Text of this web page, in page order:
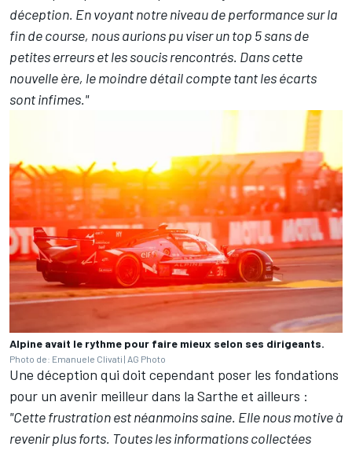
déception. En voyant notre niveau de performance sur la
fin de course, nous aurions pu viser un top 5 sans de
petites erreurs et les soucis rencontrés. Dans cette
nouvelle ère, le moindre détail compte tant les écarts
sont infimes."
Alpine avait le rythme pour faire mieux selon ses dirigeants.
Photo de: Emanuele Clivati | AG Photo
Une déception qui doit cependant poser les fondations
pour un avenir meilleur dans la Sarthe et ailleurs :
"Cette frustration est néanmoins saine. Elle nous motive à
revenir plus forts. Toutes les informations collectées